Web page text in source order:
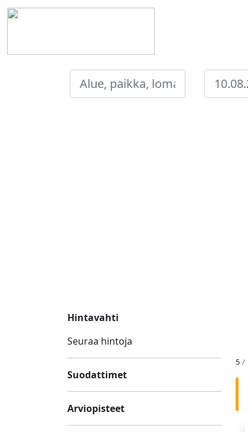
Hintavahti
Seuraa hintoja
Suodattimet
Arviopisteet
5